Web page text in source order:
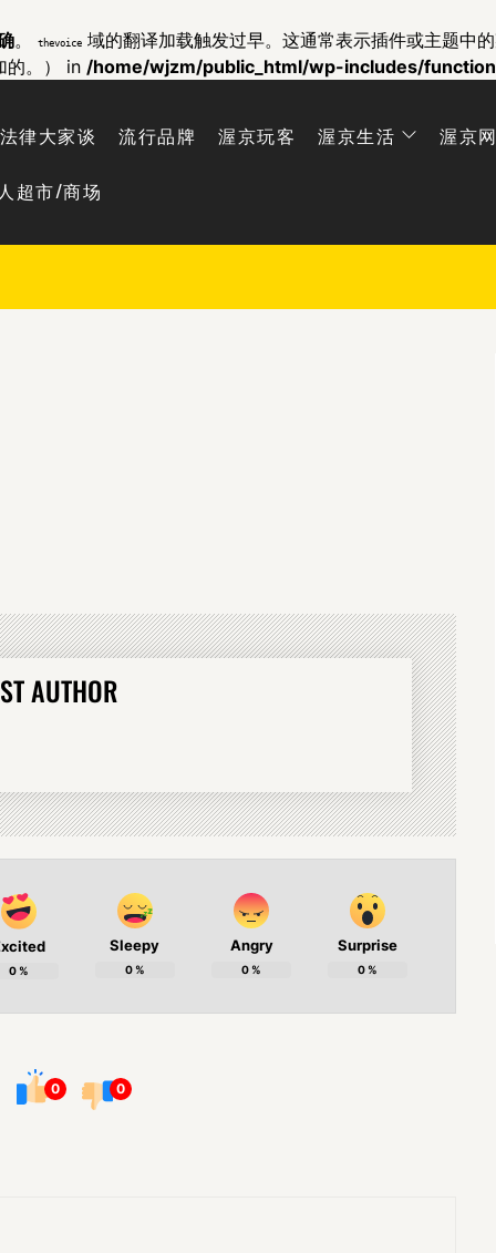
。 thevoice 域的翻译加载触发过早。这通常表示插件或主题中
的。） in /home/wjzm/public_html/wp-includes/
法律大家谈 流行品牌 渥京玩客 渥京生活 渥京
超市/商场
AUTHOR
0%
Sleepy
0%
Angry
0%
Surprise
0%
0 0